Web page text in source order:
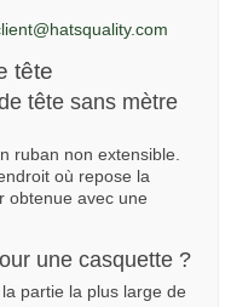
tête
tête sans mètre
ruban non extensible.
où repose la
obtenue avec une
une casquette ?
partie la plus large de